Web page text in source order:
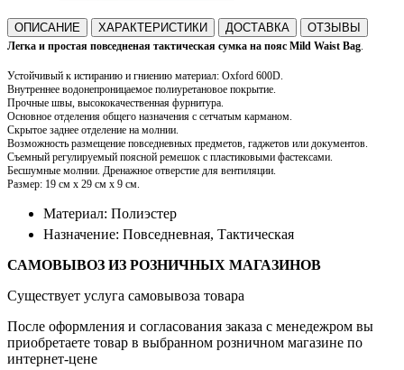
ОПИСАНИЕ ХАРАКТЕРИСТИКИ ДОСТАВКА ОТЗЫВЫ
Легка и простая повседненая тактическая сумка на пояс Mild Waist Bag.
Устойчивый к истиранию и гниению материал: Oxford 600D.
Внутреннее водонепроницаемое полиуретановое покрытие.
Прочные швы, высококачественная фурнитура.
Основное отделения общего назначения с сетчатым карманом.
Скрытое заднее отделение на молнии.
Возможность размещение повседневных предметов, гаджетов или документов.
Съемный регулируемый поясной ремешок с пластиковыми фастексами.
Бесшумные молнии. Дренажное отверстие для вентиляции.
Размер: 19 см х 29 см х 9 см.
Материал: Полиэстер
Назначение: Повседневная, Тактическая
САМОВЫВОЗ ИЗ РОЗНИЧНЫХ МАГАЗИНОВ
Существует услуга самовывоза товара
После оформления и согласования заказа с менедежром вы
приобретаете товар в выбранном розничном магазине по
интернет-цене